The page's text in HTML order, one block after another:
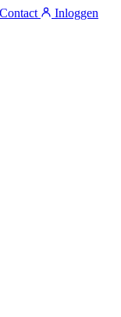
Contact
Inloggen